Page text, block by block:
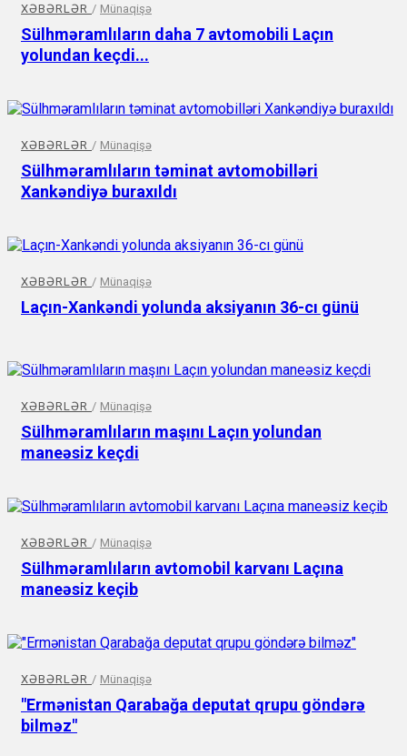
XƏBƏRLƏR / Münaqişə
Sülhməramlıların daha 7 avtomobili Laçın
yolundan keçdi...
XƏBƏRLƏR / Münaqişə
Sülhməramlıların təminat avtomobilləri
Xankəndiyə buraxıldı
XƏBƏRLƏR / Münaqişə
Laçın-Xankəndi yolunda aksiyanın 36-cı günü
XƏBƏRLƏR / Münaqişə
Sülhməramlıların maşını Laçın yolundan
maneəsiz keçdi
XƏBƏRLƏR / Münaqişə
Sülhməramlıların avtomobil karvanı Laçına
maneəsiz keçib
XƏBƏRLƏR / Münaqişə
"Ermənistan Qarabağa deputat qrupu göndərə
bilməz"